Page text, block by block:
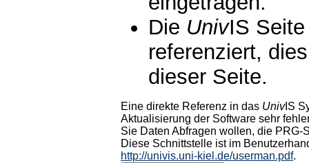
Die UnivIS
referenziert,
dieser Seite.
Eine direkte Referenz in das UnivIS
Aktualisierung der Software sehr
Sie Daten Abfragen wollen, die PRG-
Diese Schnittstelle ist im
http://univis.uni-kiel.de/userman.pdf.